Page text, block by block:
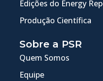
Edições do Energy
Produção Científica
Sobre a PSR
Quem Somos
Equipe